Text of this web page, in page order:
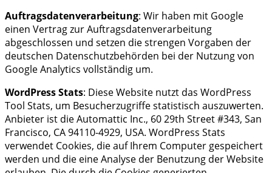
Auftragsdatenverarbeitung: Wir haben mit Google
einen Vertrag zur Auftragsdatenverarbeitung
abgeschlossen und setzen die strengen Vorgaben der
deutschen Datenschutzbehörden bei der Nutzung von
Google Analytics vollständig um.
WordPress Stats: Diese Website nutzt das WordPress
Tool Stats, um Besucherzugriffe statistisch auszuwerten.
Anbieter ist die Automattic Inc., 60 29th Street #343, San
Francisco, CA 94110-4929, USA. WordPress Stats
verwendet Cookies, die auf Ihrem Computer gespeichert
werden und die eine Analyse der Benutzung der Website